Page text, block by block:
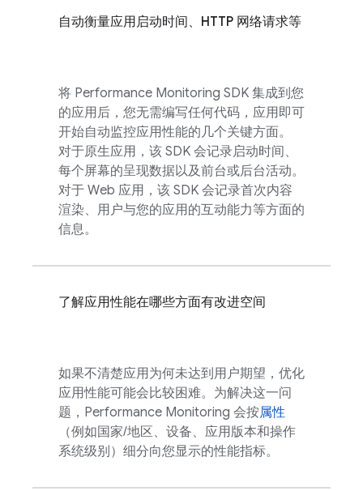
自动衡量应用启动时间、HTTP 网络请求等
将 Performance Monitoring SDK 集成到您
的应用后，您无需编写任何代码，应用即可
开始自动监控应用性能的几个关键方面。
对于原生应用，该 SDK 会记录启动时间、
每个屏幕的呈现数据以及前台或后台活动。
对于 Web 应用，该 SDK 会记录首次内容
渲染、用户与您的应用的互动能力等方面的
信息。
了解应用性能在哪些方面有改进空间
如果不清楚应用为何未达到用户期望，优化
应用性能可能会比较困难。为解决这一问
题， Performance Monitoring 会按属性
（例如国家/地区、设备、应用版本和操作
系统级别）细分向您显示的性能指标。